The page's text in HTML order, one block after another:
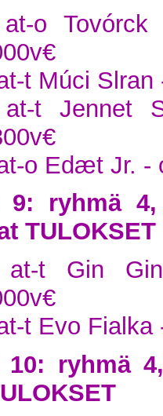
o
t Múci Slran
t Jennet
o Edæt Jr. -
9: ryhmä
TULOKSET
t Gin
t Evo Fialka
10: ryhmä